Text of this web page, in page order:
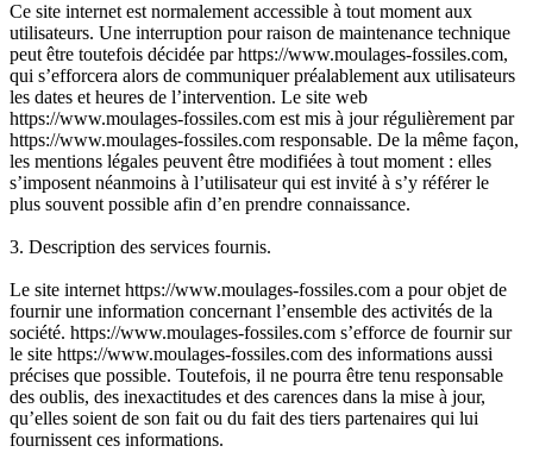
Ce site internet est normalement accessible à tout moment aux
utilisateurs. Une interruption pour raison de maintenance technique
peut être toutefois décidée par https://www.moulages-fossiles.com,
qui s’efforcera alors de communiquer préalablement aux utilisateurs
les dates et heures de l’intervention. Le site web
https://www.moulages-fossiles.com est mis à jour régulièrement par
https://www.moulages-fossiles.com responsable. De la même façon,
les mentions légales peuvent être modifiées à tout moment : elles
s’imposent néanmoins à l’utilisateur qui est invité à s’y référer le
plus souvent possible afin d’en prendre connaissance.
3. Description des services fournis.
Le site internet https://www.moulages-fossiles.com a pour objet de
fournir une information concernant l’ensemble des activités de la
société. https://www.moulages-fossiles.com s’efforce de fournir sur
le site https://www.moulages-fossiles.com des informations aussi
précises que possible. Toutefois, il ne pourra être tenu responsable
des oublis, des inexactitudes et des carences dans la mise à jour,
qu’elles soient de son fait ou du fait des tiers partenaires qui lui
fournissent ces informations.